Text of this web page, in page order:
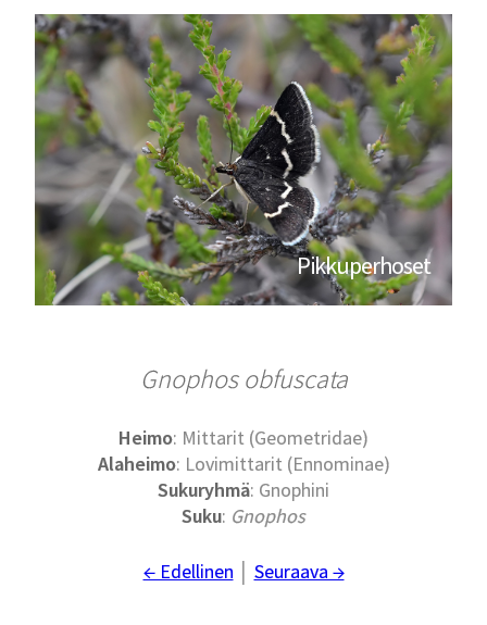
Pikkuperhoset
Gnophos obfuscata
Heimo: Mittarit (Geometridae)
Alaheimo: Lovimittarit (Ennominae)
Sukuryhmä: Gnophini
Suku: Gnophos
← Edellinen Seuraava →